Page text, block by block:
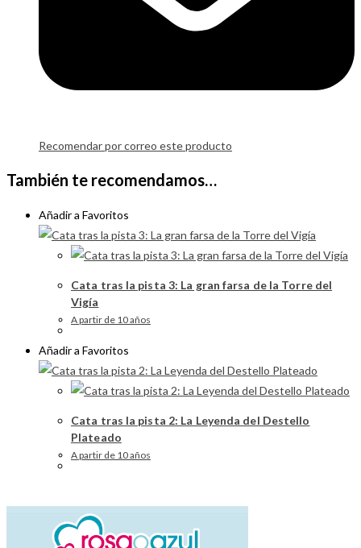
Recomendar por correo este producto
También te recomendamos…
Añadir a Favoritos
Cata tras la pista 3: La gran farsa de la Torre del
Vigía
A partir de 10 años
Añadir a Favoritos
Cata tras la pista 2: La Leyenda del Destello
Plateado
A partir de 10 años